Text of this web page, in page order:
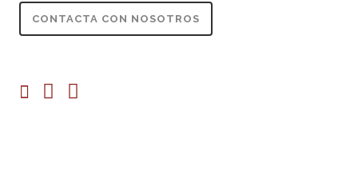
CONTACTA CON NOSOTROS